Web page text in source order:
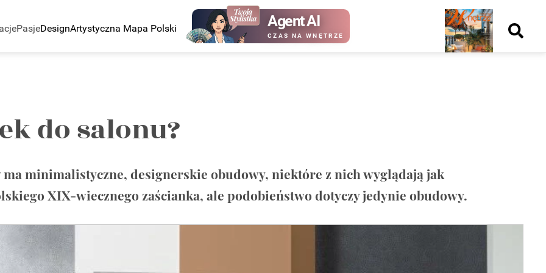
PasjeDesignArtystyczna Mapa Polski Agent AI
CZAS NA WNĘTRZE
Nowy
numer
do salonu?
ma minimalistyczne, designerskie obudowy, niektóre z nich wyglądają jak
XIX-wiecznego zaścianka, ale podobieństwo dotyczy jedynie obudowy.